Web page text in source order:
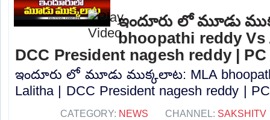
ఇందూరు లో మూడు
bhoopathi reddy Vs
DCC President nagesh reddy | PC
ఇందూరు లో మూడు ముక్కలాట: MLA
Lalitha | DCC President nagesh reddy |
CATEGORY: NEWS CHANNEL: SAKSHITV